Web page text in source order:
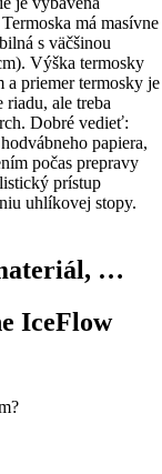
má masívne
s väčšinou
Výška termosky
a priemer termosky je
ale treba
Dobré vedieť:
papiera,
počas prepravy
prístup
uhlíkovej stopy.
…
IceFlow